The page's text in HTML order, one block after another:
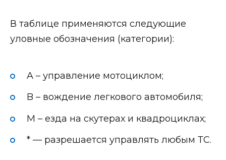
В таблице применяются следующие
уловные обозначения (категории):
A – управление мотоциклом;
B – вождение легкового автомобиля;
M – езда на скутерах и квадроциклах;
* — разрешается управлять любым ТС.